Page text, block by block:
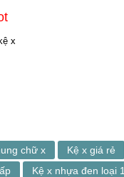
x
chữ x
Kệ x giá rẻ
Kệ x nhựa đen loại 1